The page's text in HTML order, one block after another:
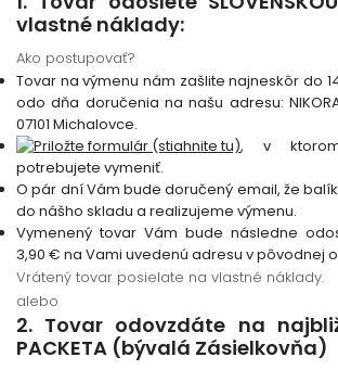
vlastné náklady:
Ako postupovať?
Tovar na výmenu nám zašlite najneskôr do
odo dňa doručenia na našu adresu:
07101 Michalovce.
, v
potrebujete vymeniť.
O pár dní Vám bude doručený email, že
do nášho skladu a realizujeme výmenu.
Vymenený tovar Vám bude následne
3,90 € na Vami uvedenú adresu v pôvodnej
Vrátený tovar posielate na vlastné náklady.
alebo
2. Tovar odovzdáte na
PACKETA (bývalá Zásielkovňa)